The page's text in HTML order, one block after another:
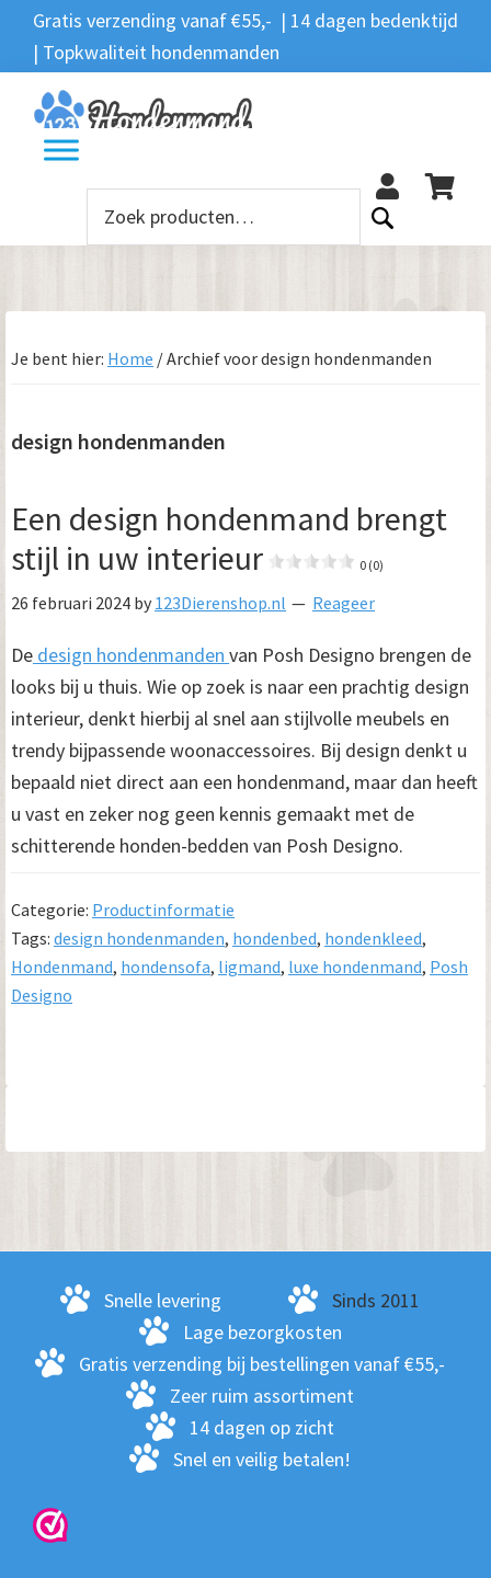
Spring
naar
de
hoofdnavigatie
Door
naar
de
hoofd
inhoud
Spring
naar
de
eerste
sidebar
Spring
naar
de
voettekst
Gratis verzending vanaf €55,- | 14 dagen bedenktijd
| Topkwaliteit hondenmanden
Zoeken
Zoeken
naar:
Je bent hier: Home /Archief voor design hondenmanden
design hondenmanden
Een design hondenmand brengt
stijl in uw interieur
0 (0)
26 februari 2024 by 123Dierenshop.nl Reageer
De design hondenmanden van Posh Designo brengen de
looks bij u thuis. Wie op zoek is naar een prachtig design
interieur, denkt hierbij al snel aan stijlvolle meubels en
trendy bijpassende woonaccessoires. Bij design denkt u
bepaald niet direct aan een hondenmand, maar dan heeft
u vast en zeker nog geen kennis gemaakt met de
schitterende honden-bedden van Posh Designo.
Categorie: Productinformatie
Tags: design hondenmanden, hondenbed, hondenkleed,
Hondenmand, hondensofa, ligmand, luxe hondenmand, Posh
Designo
Snelle levering
Sinds 2011
Lage bezorgkosten
Gratis verzending bij bestellingen vanaf €55,-
Zeer ruim assortiment
14 dagen op zicht
Snel en veilig betalen!